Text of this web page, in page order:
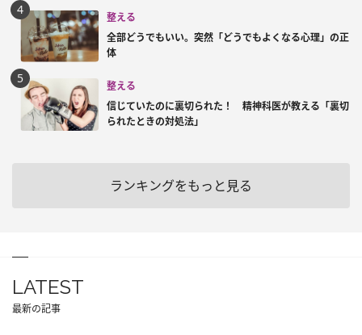
整える
全部どうでもいい。突然「どうでもよくなる心理」の正
体
整える
信じていたのに裏切られた！ 精神科医が教える「裏切
られたときの対処法」
ランキングをもっと見る
LATEST
最新の記事